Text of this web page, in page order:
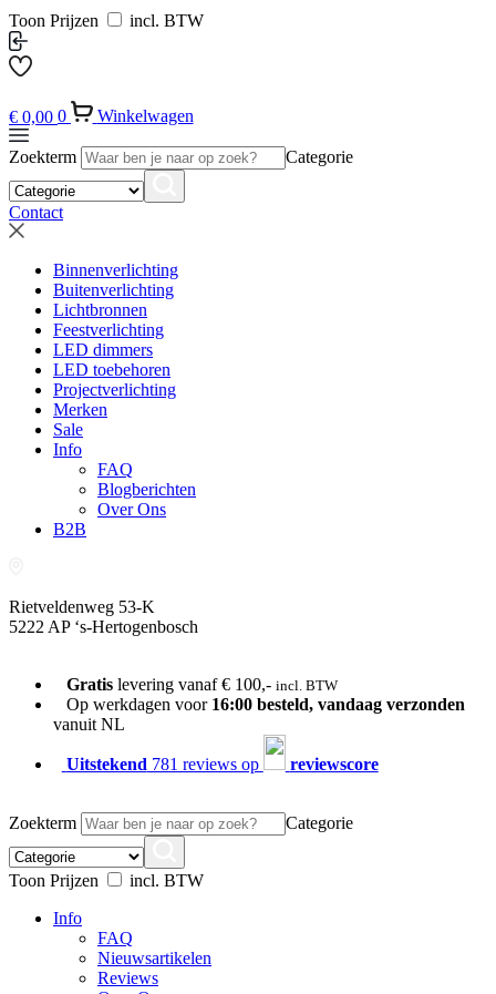
Toon Prijzen incl. BTW
€ 0,00 0 Winkelwagen
Zoekterm Categorie
Contact
Binnenverlichting
Buitenverlichting
Lichtbronnen
Feestverlichting
LED dimmers
LED toebehoren
Projectverlichting
Merken
Sale
Info
FAQ
Blogberichten
Over Ons
B2B
Rietveldenweg 53-K
5222 AP ‘s-Hertogenbosch
Gratislevering vanaf € 100,- incl. BTW
Op werkdagen voor 16:00 besteld, vandaag verzonden
vanuit NL
Uitstekend 781 reviews op reviewscore
Zoekterm Categorie
Toon Prijzen
incl. BTW
Info
FAQ
Nieuwsartikelen
Reviews